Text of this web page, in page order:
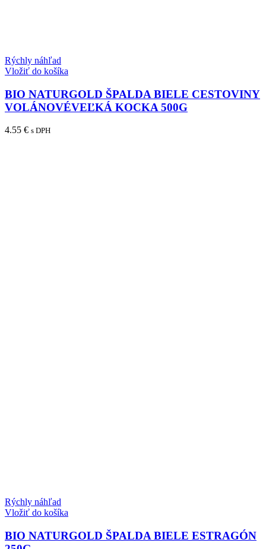
Rýchly náhľad
Vložiť do košíka
BIO NATURGOLD ŠPALDA BIELE CESTOVINY
VOLÁNOVÉVEĽKÁ KOCKA 500G
4.55 € s DPH
Rýchly náhľad
Vložiť do košíka
BIO NATURGOLD ŠPALDA BIELE ESTRAGÓN